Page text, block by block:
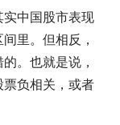
实中国股市表现
间里。但相反，
。也就是说，
负相关，或者